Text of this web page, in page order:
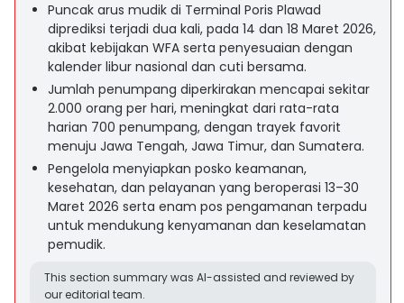
Puncak arus mudik di Terminal Poris Plawad
diprediksi terjadi dua kali, pada 14 dan 18 Maret 2026,
akibat kebijakan WFA serta penyesuaian dengan
kalender libur nasional dan cuti bersama.
Jumlah penumpang diperkirakan mencapai sekitar
2.000 orang per hari, meningkat dari rata-rata
harian 700 penumpang, dengan trayek favorit
menuju Jawa Tengah, Jawa Timur, dan Sumatera.
Pengelola menyiapkan posko keamanan,
kesehatan, dan pelayanan yang beroperasi 13–30
Maret 2026 serta enam pos pengamanan terpadu
untuk mendukung kenyamanan dan keselamatan
pemudik.
This section summary was AI-assisted and reviewed by
our editorial team.